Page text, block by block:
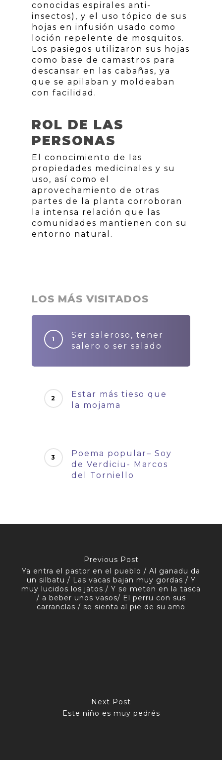
conocidas espirales anti-
insectos), y el uso tópico de sus
hojas en infusión usado como
loción repelente de mosquitos.
Los pasiegos utilizaron sus hojas
como base de camastros para
descansar en las cabañas, ya
que se apilaban y moldeaban
con facilidad.
ROL DE LAS
PERSONAS
El conocimiento de las
propiedades medicinales y su
uso, así como el
aprovechamiento de otras
partes de la planta corroboran
la intensa relación que las
comunidades mantienen con su
entorno natural.
LOS MÁS VISITADOS
Ser saleroso, tener
salero o ser salado
Estar más tieso que
la mojama
Poema popular– Soy
de Verdiciu- Marcos
del Torniello
Previous Post
Ya entra el pastor en el pueblo / Al ganadu da
un silbatu / Las vacas bajan muy gordas / Y
muy lucidos los jatos / Y se meten en la tasca
/ a beber unos vasos/ El perru con sus
carranclas / se sienta al pie de su amo
Next Post
Este niño es muy pedrés